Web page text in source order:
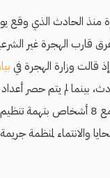
الحادث الذي وقع يوم
قارب الهجرة غير
قالت وزارة الهجرة في
بينما لم يتم حصر
الوزارة إلى التحقيق مع 8 أشخاص
والانتماء لمنظمة